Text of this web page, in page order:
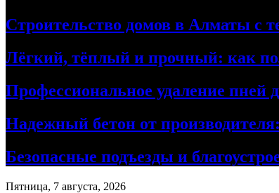
Строительство домов в Алматы с
Лёгкий, тёплый и прочный: как
Профессиональное удаление пней
Надежный бетон от
Безопасные подъезды и
Пятница, 7 августа, 2026